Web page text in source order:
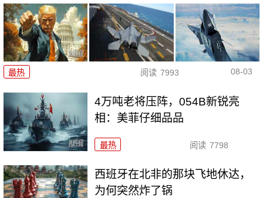
最热 阅读 7993 08-03
4万吨老将压阵，054B新锐亮
相：美菲仔细品品
最热 阅读 7798
西班牙在北非的那块飞地休达，
为何突然炸了锅